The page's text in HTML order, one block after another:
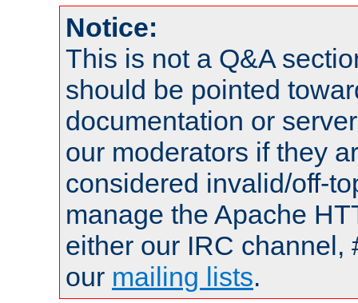
Notice:
This is not a Q&A
should be pointed
documentation or
our moderators if they
considered invalid/off-
manage the Apache
either our IRC channel,
our mailing lists.